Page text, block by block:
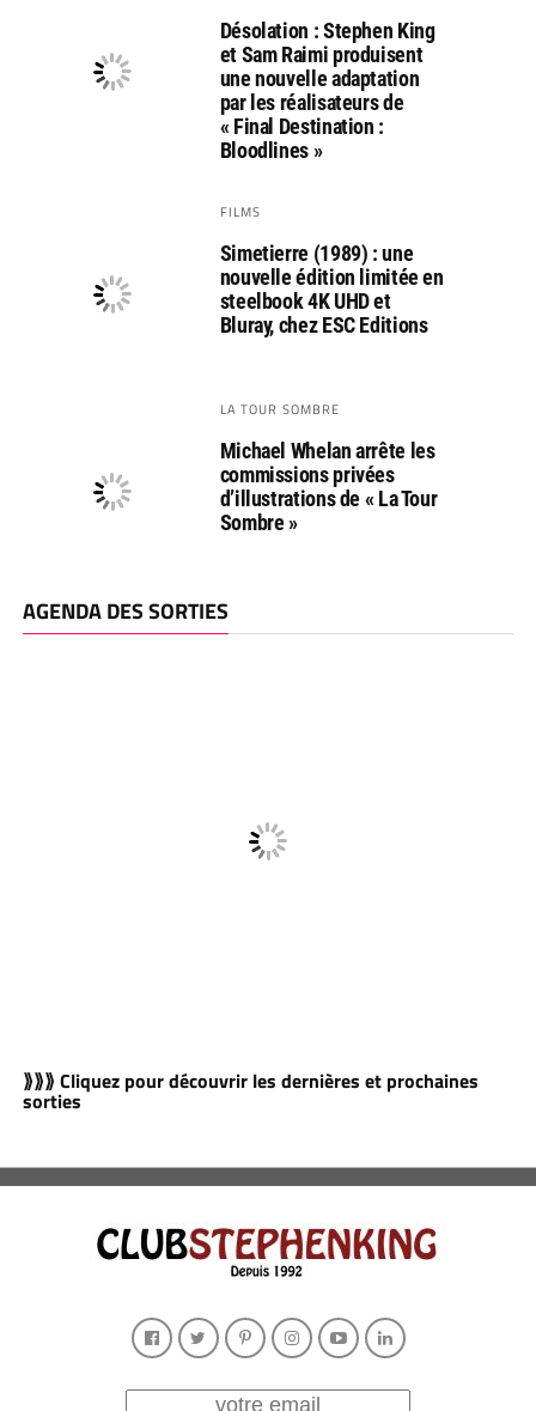
Désolation : Stephen King
et Sam Raimi produisent
une nouvelle adaptation
par les réalisateurs de
« Final Destination :
Bloodlines »
FILMS
Simetierre (1989) : une
nouvelle édition limitée en
steelbook 4K UHD et
Bluray, chez ESC Editions
LA TOUR SOMBRE
Michael Whelan arrête les
commissions privées
d’illustrations de « La Tour
Sombre »
AGENDA DES SORTIES
⟫⟫⟫ Cliquez pour découvrir les dernières et prochaines
sorties